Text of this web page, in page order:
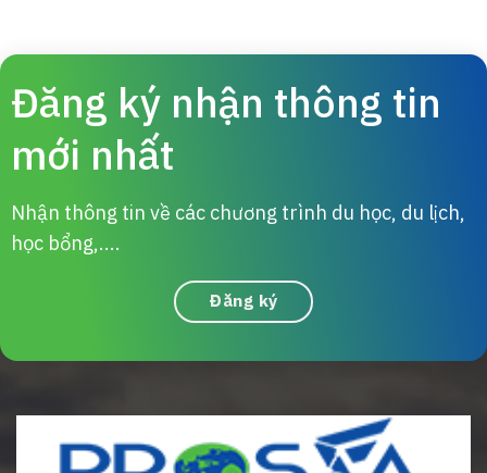
Đăng ký nhận thông tin
mới nhất
Nhận thông tin về các chương trình du học, du lịch,
học bổng,....
Đăng ký